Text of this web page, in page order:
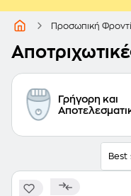
Προσωπική
Γρήγορη και
Best